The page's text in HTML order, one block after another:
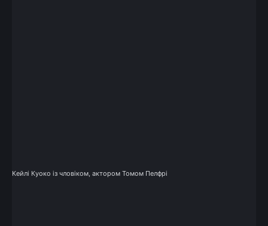
Кейлі Куоко із чловіком, актором Томом Пелфрі